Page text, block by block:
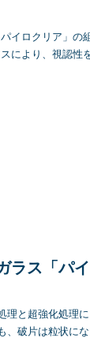
イロクリア」の
により、視認性
ラス「パイ
理と超強化処理
、破片は粒状に